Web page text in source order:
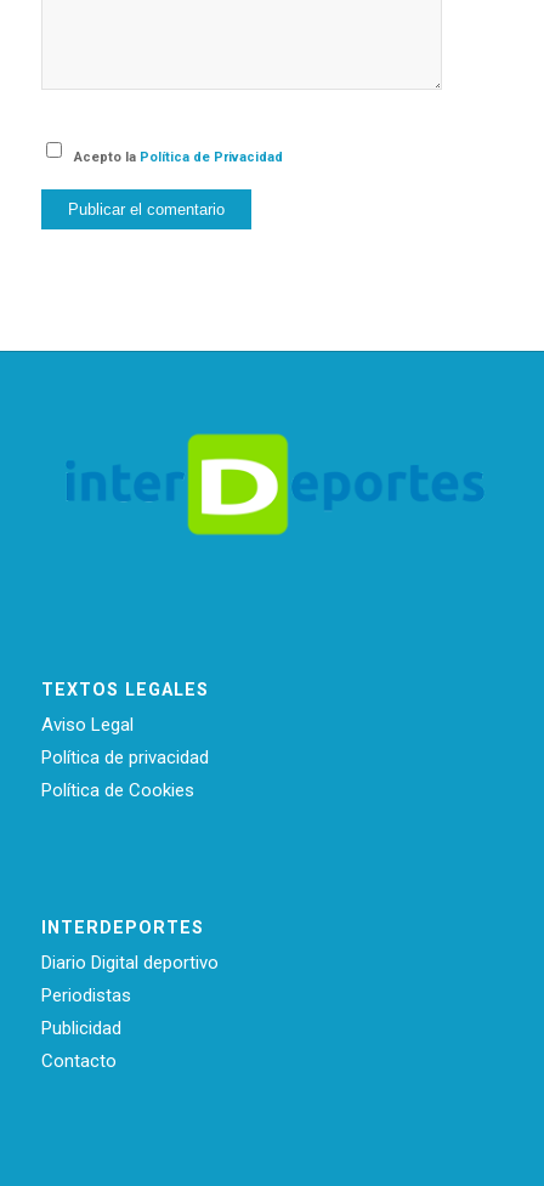
Acepto la Política de Privacidad
TEXTOS LEGALES
Aviso Legal
Política de privacidad
Política de Cookies
INTERDEPORTES
Diario Digital deportivo
Periodistas
Publicidad
Contacto